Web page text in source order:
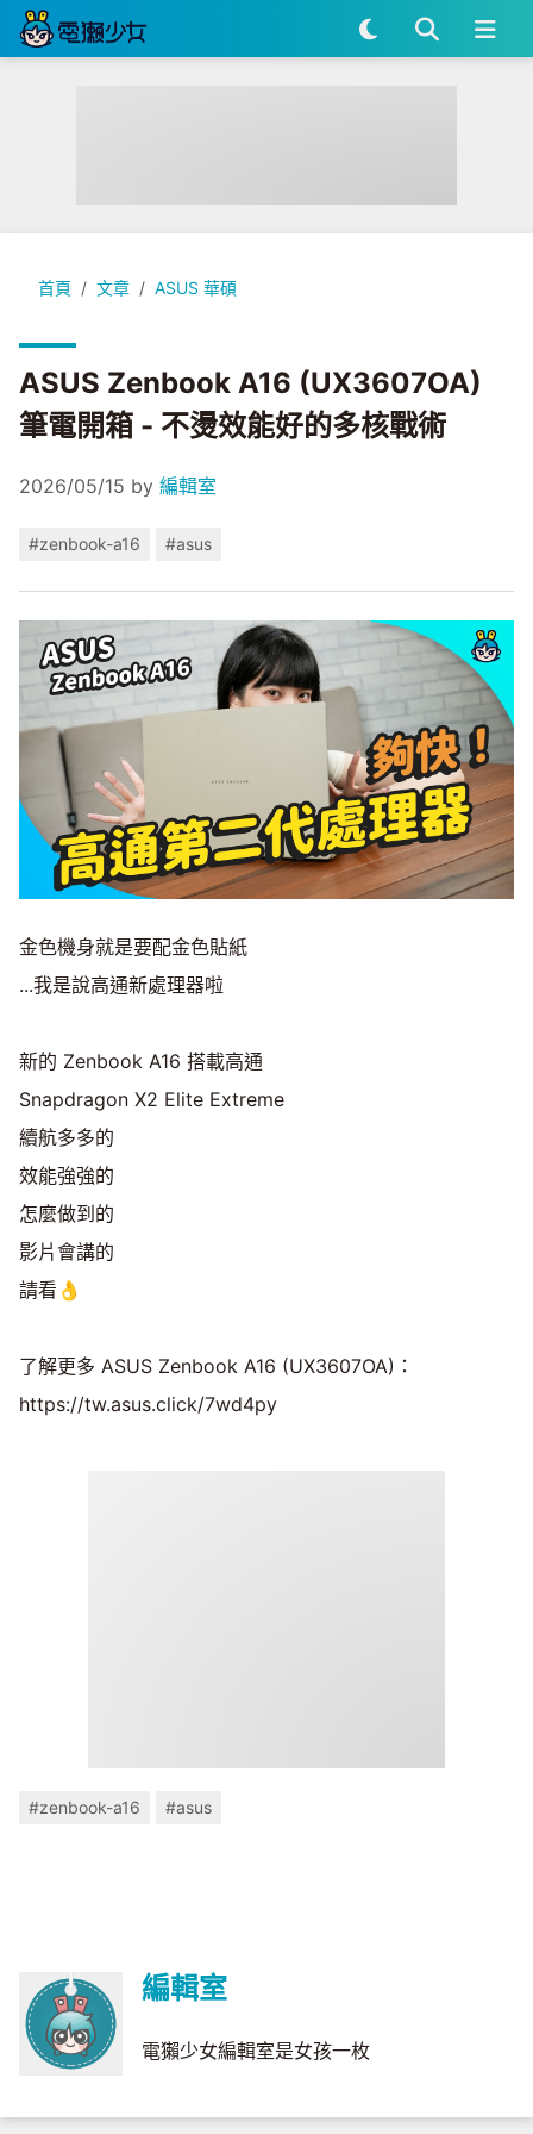
首頁 文章 ASUS 華碩
ASUS Zenbook A16 (UX3607OA) 筆電開箱 - 不燙效能好的多
ASUS Zenbook A16 (UX3607OA)
筆電開箱 - 不燙效能好的多核戰術
2026/05/15 by 編輯室
#zenbook-a16 #asus
金色機身就是要配金色貼紙
...我是說高通新處理器啦
新的 Zenbook A16 搭載高通
Snapdragon X2 Elite Extreme
續航多多的
效能強強的
怎麼做到的
影片會講的
請看👌
了解更多 ASUS Zenbook A16 (UX3607OA)：
https://tw.asus.click/7wd4py
#zenbook-a16 #asus
編輯室
電獺少女編輯室是女孩一枚